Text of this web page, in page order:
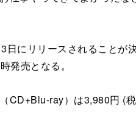
にリリースされること
発売となる。
ray）は3,980円 (